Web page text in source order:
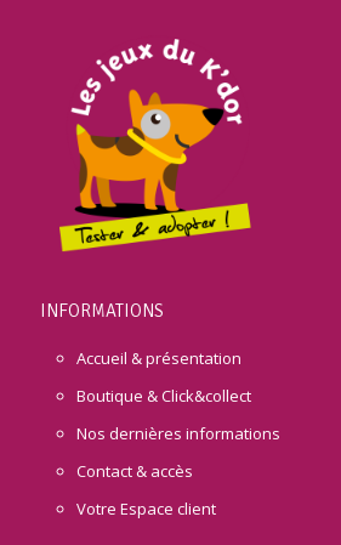
INFORMATIONS
Accueil & présentation
Boutique & Click&collect
Nos dernières informations
Contact & accès
Votre Espace client